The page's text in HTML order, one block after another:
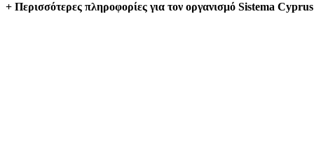
+ Περισσότερες πληροφορίες για τον οργανισμό Sistema Cyprus